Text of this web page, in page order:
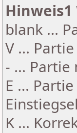
Hinweis1
blank ...
V ...
- ...
E ...
K ...